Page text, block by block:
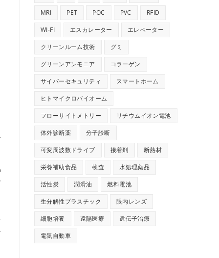
MRI PET POC PVC RFID
WI-FI エスカレーター エレベーター
クリーンルーム技術 グミ
グリーンアンモニア コラーゲン
サイバーセキュリティ スマートホーム
ヒトマイクロバイオーム
フローサイトメトリー リチウムイオン電池
体外診断薬 分子診断
可変周波数ドライブ 接着剤 断熱材
栄養補助食品 検査 水処理薬品
活性炭 潤滑油 燃料電池
生分解性プラスチック 眼内レンズ
細胞培養 遠隔医療 遺伝子治療
電気自動車